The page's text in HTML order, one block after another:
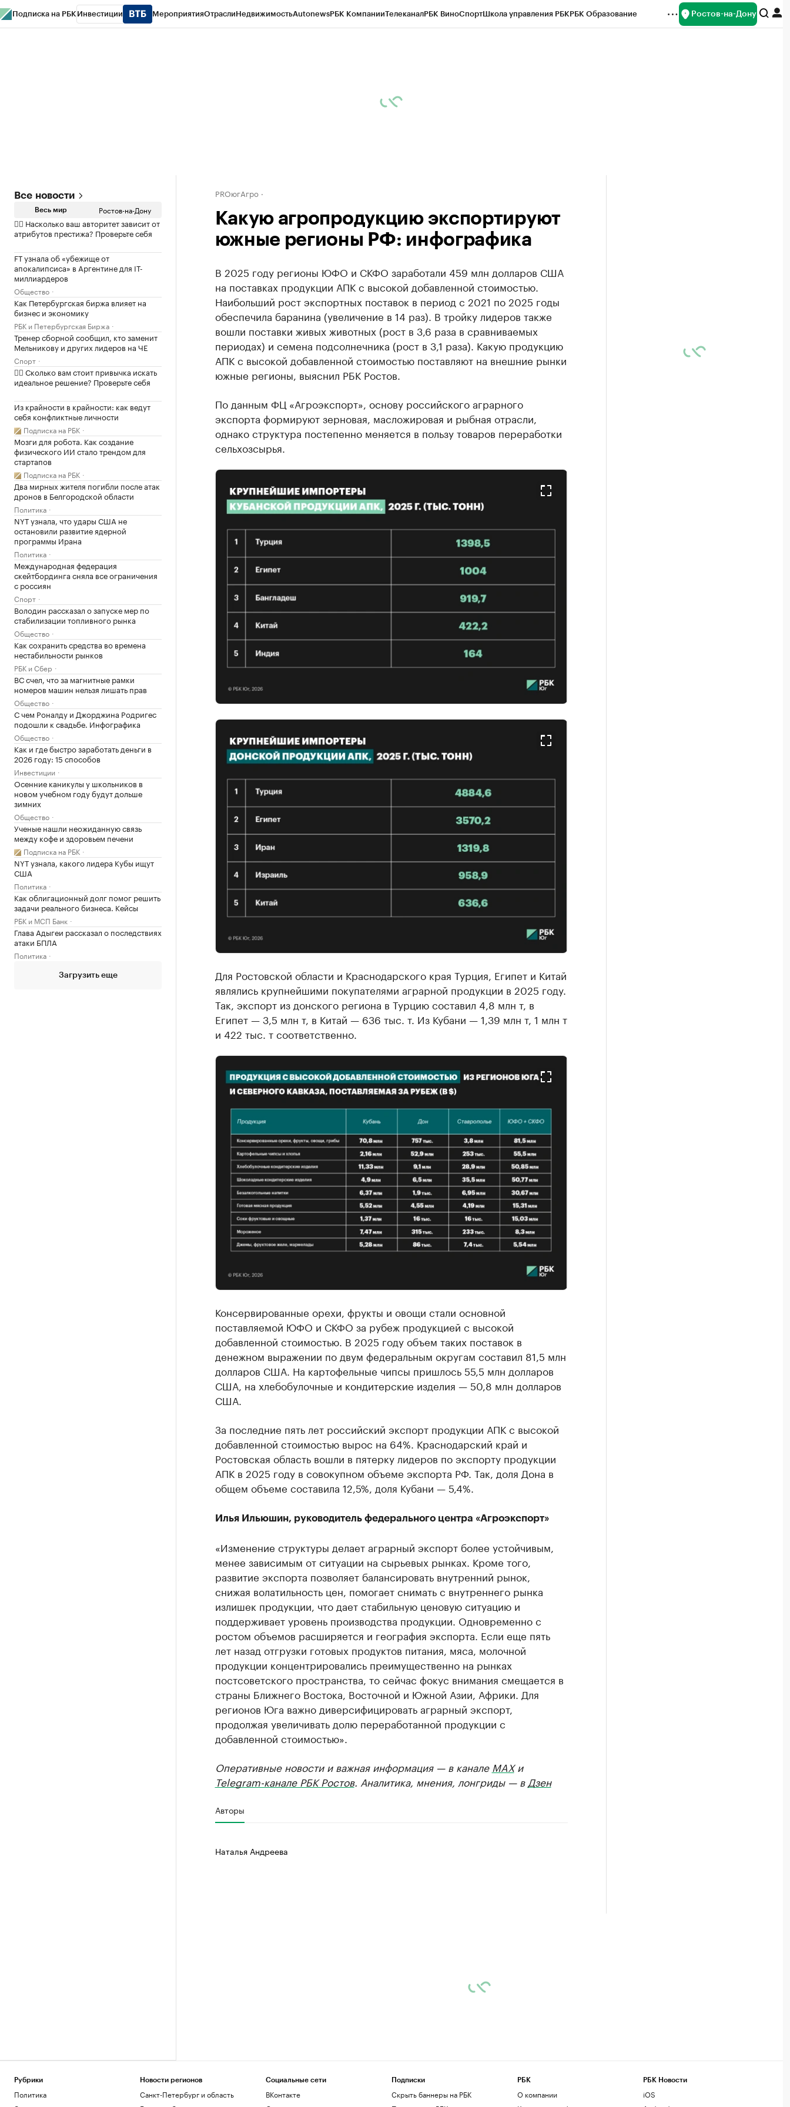
Подписка на РБК Инвестиции МероприятияОтраслиНедвижимостьAutonewsРБК КомпанииТелеканалРБК ВиноСпортШкола управления РБКРБК Образование Ростов-на-Дону
Все новости
Весь мир Ростов-на-Дону
✍🏻 Насколько ваш авторитет зависит от
атрибутов престижа? Проверьте себя
FT узнала об «убежище от
апокалипсиса» в Аргентине для IT-
миллиардеров
Общество
Как Петербургская биржа влияет на
бизнес и экономику
РБК и Петербургская Биржа
Тренер сборной сообщил, кто заменит
Мельникову и других лидеров на ЧЕ
Спорт
✍🏻 Сколько вам стоит привычка искать
идеальное решение? Проверьте себя
Из крайности в крайности: как ведут
себя конфликтные личности
Подписка на РБК
Мозги для робота. Как создание
физического ИИ стало трендом для
стартапов
Подписка на РБК
Два мирных жителя погибли после атак
дронов в Белгородской области
Политика
NYT узнала, что удары США не
остановили развитие ядерной
программы Ирана
Политика
Международная федерация
скейтбординга сняла все ограничения
с россиян
Спорт
Володин рассказал о запуске мер по
стабилизации топливного рынка
Общество
Как сохранить средства во времена
нестабильности рынков
РБК и Сбер
ВС счел, что за магнитные рамки
номеров машин нельзя лишать прав
Общество
С чем Роналду и Джорджина Родригес
подошли к свадьбе. Инфографика
Общество
Как и где быстро заработать деньги в
2026 году: 15 способов
Инвестиции
Осенние каникулы у школьников в
новом учебном году будут дольше
зимних
Общество
Ученые нашли неожиданную связь
между кофе и здоровьем печени
Подписка на РБК
NYT узнала, какого лидера Кубы ищут
США
Политика
Как облигационный долг помог решить
задачи реального бизнеса. Кейсы
РБК и МСП Банк
Глава Адыгеи рассказал о последствиях
атаки БПЛА
Политика
Загрузить еще
PROюгАгро
Какую агропродукцию экспортируют
южные регионы РФ: инфографика
В 2025 году регионы ЮФО и СКФО заработали 459 млн долларов США
на поставках продукции АПК с высокой добавленной стоимостью.
Наибольший рост экспортных поставок в период с 2021 по 2025 годы
обеспечила баранина (увеличение в 14 раз). В тройку лидеров также
вошли поставки живых животных (рост в 3,6 раза в сравниваемых
периодах) и семена подсолнечника (рост в 3,1 раза). Какую продукцию
АПК с высокой добавленной стоимостью поставляют на внешние рынки
южные регионы, выяснил РБК Ростов.
По данным ФЦ «Агроэкспорт», основу российского аграрного
экспорта формируют зерновая, масложировая и рыбная отрасли,
однако структура постепенно меняется в пользу товаров переработки
сельхозсырья.
Для Ростовской области и Краснодарского края Турция, Египет и Китай
являлись крупнейшими покупателями аграрной продукции в 2025 году.
Так, экспорт из донского региона в Турцию составил 4,8 млн т, в
Египет — 3,5 млн т, в Китай — 636 тыс. т. Из Кубани — 1,39 млн т, 1 млн т
и 422 тыс. т соответственно.
Консервированные орехи, фрукты и овощи стали основной
поставляемой ЮФО и СКФО за рубеж продукцией с высокой
добавленной стоимостью. В 2025 году объем таких поставок в
денежном выражении по двум федеральным округам составил 81,5 млн
долларов США. На картофельные чипсы пришлось 55,5 млн долларов
США, на хлебобулочные и кондитерские изделия — 50,8 млн долларов
США.
За последние пять лет российский экспорт продукции АПК с высокой
добавленной стоимостью вырос на 64%. Краснодарский край и
Ростовская область вошли в пятерку лидеров по экспорту продукции
АПК в 2025 году в совокупном объеме экспорта РФ. Так, доля Дона в
общем объеме составила 12,5%, доля Кубани — 5,4%.
Илья Ильюшин, руководитель федерального центра «Агроэкспорт»
«Изменение структуры делает аграрный экспорт более устойчивым,
менее зависимым от ситуации на сырьевых рынках. Кроме того,
развитие экспорта позволяет балансировать внутренний рынок,
снижая волатильность цен, помогает снимать с внутреннего рынка
излишек продукции, что дает стабильную ценовую ситуацию и
поддерживает уровень производства продукции. Одновременно с
ростом объемов расширяется и география экспорта. Если еще пять
лет назад отгрузки готовых продуктов питания, мяса, молочной
продукции концентрировались преимущественно на рынках
постсоветского пространства, то сейчас фокус внимания смещается в
страны Ближнего Востока, Восточной и Южной Азии, Африки. Для
регионов Юга важно диверсифицировать аграрный экспорт,
продолжая увеличивать долю переработанной продукции с
добавленной стоимостью».
Оперативные новости и важная информация — в канале MAXи
Telegram-канале РБК Ростов. Аналитика, мнения, лонгриды — в Дзен
Авторы
Наталья Андреева
Рубрики
Политика
Новости регионов
Санкт-Петербург и область
Социальные сети
ВКонтакте
Подписки
Скрыть баннеры на РБК
РБК
О компании
РБК Новости
iOS